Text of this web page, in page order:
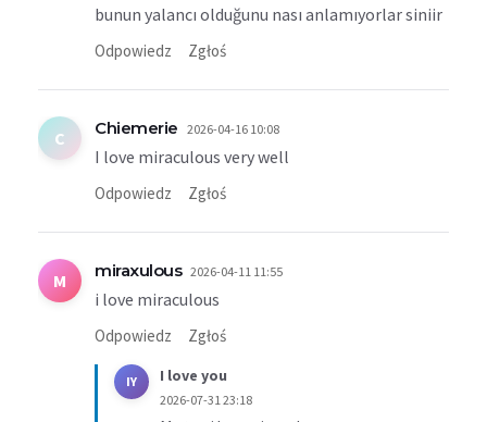
bunun yalancı olduğunu nası anlamıyorlar siniir
Odpowiedz Zgłoś
C Chiemerie 2026-04-16 10:08
I love miraculous very well
Odpowiedz Zgłoś
M miraxulous 2026-04-11 11:55
i love miraculous
Odpowiedz Zgłoś
IY I love you
2026-07-31 23:18